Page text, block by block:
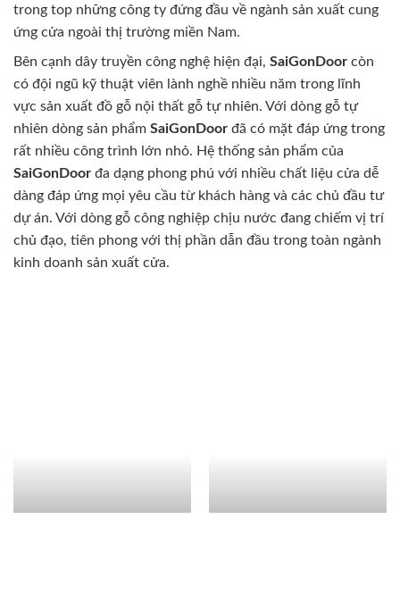
trong top những công ty đứng đầu về ngành sản xuất cung
ứng cửa ngoài thị trường miền Nam.
Bên cạnh dây truyền công nghệ hiện đại, SaiGonDoor còn
có đội ngũ kỹ thuật viên lành nghề nhiều năm trong lĩnh
vực sản xuất đồ gỗ nội thất gỗ tự nhiên. Với dòng gỗ tự
nhiên dòng sản phẩm SaiGonDoor đã có mặt đáp ứng trong
rất nhiều công trình lớn nhỏ. Hệ thống sản phẩm của
SaiGonDoor đa dạng phong phú với nhiều chất liệu cửa dễ
dàng đáp ứng mọi yêu cầu từ khách hàng và các chủ đầu tư
dự án. Với dòng gỗ công nghiệp chịu nước đang chiếm vị trí
chủ đạo, tiên phong với thị phần dẫn đầu trong toàn ngành
kinh doanh sản xuất cửa.